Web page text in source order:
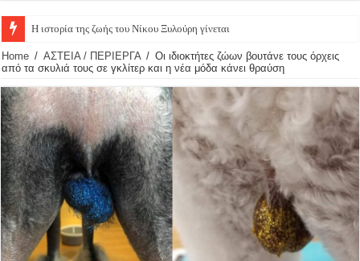
Η ιστορία της ζωής του Νίκου Ξυλούρη γίνεται θεατρι
Home / ΑΣΤΕΙΑ / ΠΕΡΙΕΡΓΑ / Οι ιδιοκτήτες ζώων βουτάνε τους όρχεις
από τα σκυλιά τους σε γκλίτερ και η νέα μόδα κάνει θραύση